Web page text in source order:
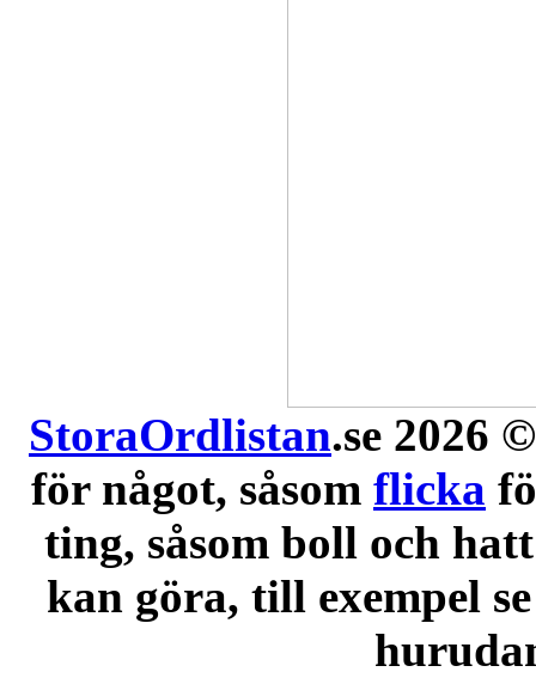
StoraOrdlistan.se 2026
för något, såsom flicka
ting, såsom boll och
kan göra, till exempel